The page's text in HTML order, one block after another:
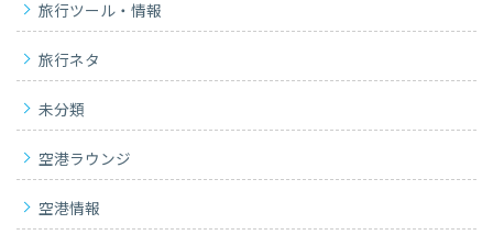
旅行ツール・情報
旅行ネタ
未分類
空港ラウンジ
空港情報